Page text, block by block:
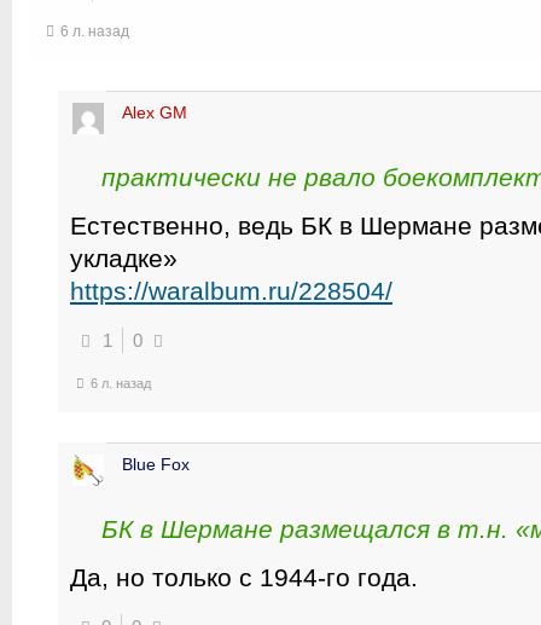
6 л. назад
Alex GM
практически не рвало
Естественно, ведь БК в Шермане
укладке»
https://waralbum.ru/228504/
1 0
6 л. назад
Blue Fox
БК в Шермане размещался в т.н.
Да, но только с 1944-го года.